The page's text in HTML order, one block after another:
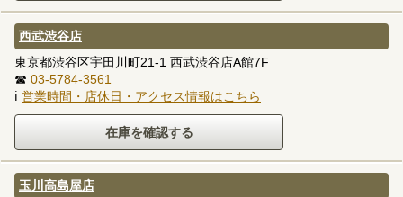
西武渋谷店
東京都渋谷区宇田川町21-1 西武渋谷店A館7F
☎ 03-5784-3561
ℹ 営業時間・店休日・アクセス情報はこちら
玉川高島屋店